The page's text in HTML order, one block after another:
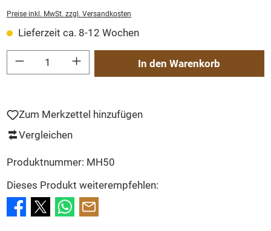
Preise inkl. MwSt. zzgl. Versandkosten
Lieferzeit ca. 8-12 Wochen
Produkt Anzahl: Gib den gewünschten Wert ein oder benutze die Schaltflächen
In den Warenkorb
Zum Merkzettel hinzufügen
Vergleichen
Produktnummer: MH50
Dieses Produkt weiterempfehlen: